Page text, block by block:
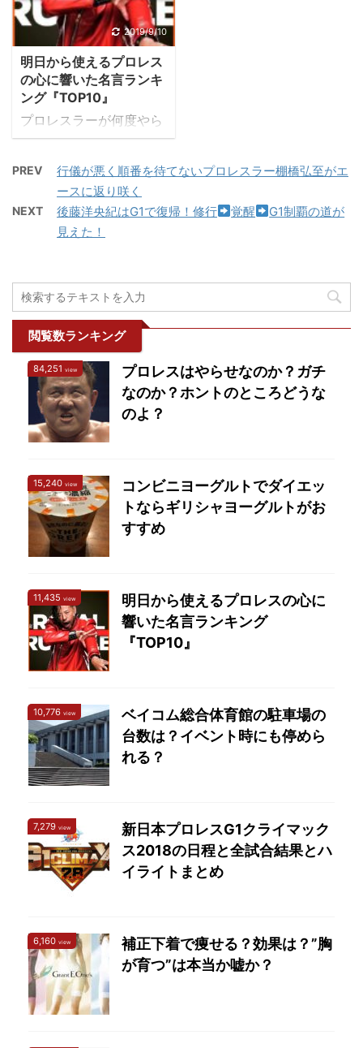
こちら。 2018年5月18日
(金)東京・後楽園ホール
レビュー 2018年5月20
日(日)静岡・キラメッセ
ぬまづレビュー ...
でも最初に頭角を現して
きたことでも有名であ
る。 朝だ
取り過ぎ
モンスターパ ニック
係りのおばちゃんも苦笑
だけど凄いゼ福岡
モンスターモー ニング
いただくドン＆ おはよう
...
に着替えてみた Twitter
のでフルバージョン
は夢を見たい！ 無謀なの
2019/9/10
明日から使えるプロレス
の心に響いた名言ランキ
ング『TOP10』
プロレスラーが何度やら
れても立ち上がる姿にフ
す。プロレスラーは常に
情熱を持って生きてい
る。 あるものは過去との
決別のため、またあるも
界においてもがき続ける
プロレスラーだからこそ
心に響く名言が生まれま
す。 というわけで、筆者
の独断と偏見で選んだ感
動した名言をTOP10を発
表します。 心に響いたプ
ロレスラ―の名言ランキ
ってると思うなら、それ
はもうすでに死んでいる
ということだ。」カー
ル・ゴッチ 言わずと知れ
た「プロレスの神様 ...
PREV
行儀が悪く順番を待てないプロレスラー棚橋弘至がエ
ースに返り咲く
NEXT 後藤洋央紀はG1で復帰！修行 覚醒
G1制覇の道が
見えた！
閲覧数ランキング
84,251 view
プロレスはやらせなのか？ガチ
なのか？ホントのところどうな
のよ？
15,240 view
コンビニヨーグルトでダイエッ
トならギリシャヨーグルトがお
すすめ
11,435 view
明日から使えるプロレスの心に
響いた名言ランキング
『TOP10』
10,776 view
ベイコム総合体育館の駐車場の
台数は？イベント時にも停めら
れる？
7,279 view
新日本プロレスG1クライマック
ス2018の日程と全試合結果とハ
イライトまとめ
6,160 view
補正下着で痩せる？効果は？”胸
が育つ”は本当か嘘か？